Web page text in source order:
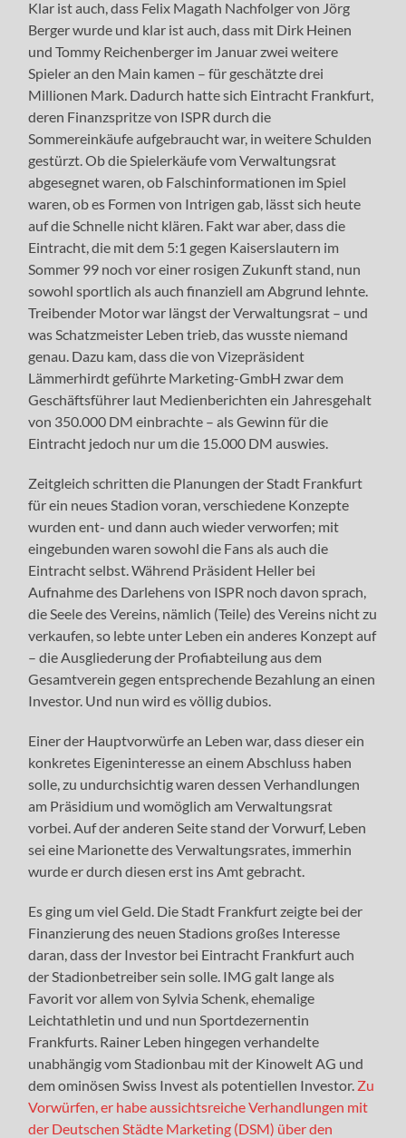
Klar ist auch, dass Felix Magath Nachfolger von Jörg
Berger wurde und klar ist auch, dass mit Dirk Heinen
und Tommy Reichenberger im Januar zwei weitere
Spieler an den Main kamen – für geschätzte drei
Millionen Mark. Dadurch hatte sich Eintracht Frankfurt,
deren Finanzspritze von ISPR durch die
Sommereinkäufe aufgebraucht war, in weitere Schulden
gestürzt. Ob die Spielerkäufe vom Verwaltungsrat
abgesegnet waren, ob Falschinformationen im Spiel
waren, ob es Formen von Intrigen gab, lässt sich heute
auf die Schnelle nicht klären. Fakt war aber, dass die
Eintracht, die mit dem 5:1 gegen Kaiserslautern im
Sommer 99 noch vor einer rosigen Zukunft stand, nun
sowohl sportlich als auch finanziell am Abgrund lehnte.
Treibender Motor war längst der Verwaltungsrat – und
was Schatzmeister Leben trieb, das wusste niemand
genau. Dazu kam, dass die von Vizepräsident
Lämmerhirdt geführte Marketing-GmbH zwar dem
Geschäftsführer laut Medienberichten ein Jahresgehalt
von 350.000 DM einbrachte – als Gewinn für die
Eintracht jedoch nur um die 15.000 DM auswies.
Zeitgleich schritten die Planungen der Stadt Frankfurt
für ein neues Stadion voran, verschiedene Konzepte
wurden ent- und dann auch wieder verworfen; mit
eingebunden waren sowohl die Fans als auch die
Eintracht selbst. Während Präsident Heller bei
Aufnahme des Darlehens von ISPR noch davon sprach,
die Seele des Vereins, nämlich (Teile) des Vereins nicht zu
verkaufen, so lebte unter Leben ein anderes Konzept auf
– die Ausgliederung der Profiabteilung aus dem
Gesamtverein gegen entsprechende Bezahlung an einen
Investor. Und nun wird es völlig dubios.
Einer der Hauptvorwürfe an Leben war, dass dieser ein
konkretes Eigeninteresse an einem Abschluss haben
solle, zu undurchsichtig waren dessen Verhandlungen
am Präsidium und womöglich am Verwaltungsrat
vorbei. Auf der anderen Seite stand der Vorwurf, Leben
sei eine Marionette des Verwaltungsrates, immerhin
wurde er durch diesen erst ins Amt gebracht.
Es ging um viel Geld. Die Stadt Frankfurt zeigte bei der
Finanzierung des neuen Stadions großes Interesse
daran, dass der Investor bei Eintracht Frankfurt auch
der Stadionbetreiber sein solle. IMG galt lange als
Favorit vor allem von Sylvia Schenk, ehemalige
Leichtathletin und und nun Sportdezernentin
Frankfurts. Rainer Leben hingegen verhandelte
unabhängig vom Stadionbau mit der Kinowelt AG und
dem ominösen Swiss Invest als potentiellen Investor. Zu
Vorwürfen, er habe aussichtsreiche Verhandlungen mit
der Deutschen Städte Marketing (DSM) über den